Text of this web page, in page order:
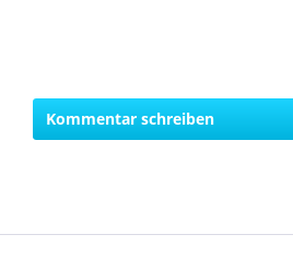
Kommentar schreiben